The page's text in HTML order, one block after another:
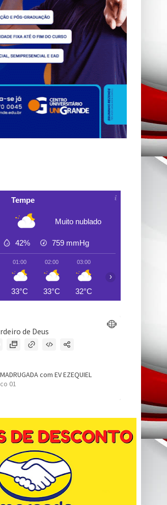
Tempe
Muito nublado
42% 759 mmHg
01:00
33°C
02:00
33°C
03:00
32°C
›